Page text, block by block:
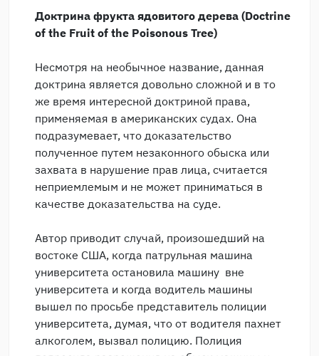
Доктрина фрукта ядовитого дерева (Doctrine
of the Fruit of the Poisonous Tree)
Несмотря на необычное название, данная
доктрина является довольно сложной и в то
же время интересной доктриной права,
применяемая в американских судах. Она
подразумевает, что доказательство
полученное путем незаконного обыска или
захвата в нарушение прав лица, считается
неприемлемым и не может приниматься в
качестве доказательства на суде.
Автор приводит случай, произошедший на
востоке США, когда патрульная машина
университета остановила машину вне
университета и когда водитель машины
вышел по просьбе представитель полиции
университета, думая, что от водителя пахнет
алкоголем, вызвал полицию. Полиция